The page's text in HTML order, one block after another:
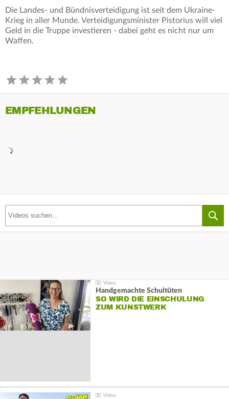
Die Landes- und Bündnisverteidigung ist seit dem Ukraine-
Krieg in aller Munde. Verteidigungsminister Pistorius will viel
Geld in die Truppe investieren - dabei geht es nicht nur um
Waffen.
EMPFEHLUNGEN
Handgemachte Schultüten
SO WIRD DIE EINSCHULUNG
ZUM KUNSTWERK